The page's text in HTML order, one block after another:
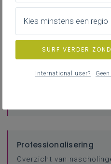
Achtergrond
Literatuur, onderzoek,
websites …
Professionalisering
Overzicht van
Kies minstens een regio
SURF VERDER
International user?